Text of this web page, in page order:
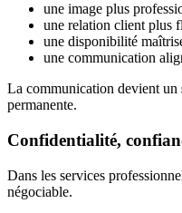
une image plus
une relation client plus
une disponibilité
une communication
La communication devient un
permanente.
Confidentialité,
Dans les services
négociable.